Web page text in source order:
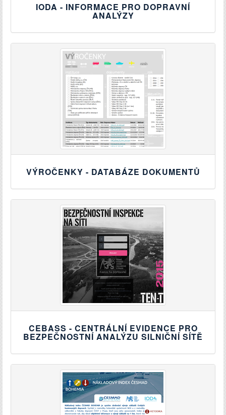
IODA - INFORMACE PRO DOPRAVNÍ
ANALÝZY
VÝROČENKY - DATABÁZE DOKUMENTŮ
CEBASS - CENTRÁLNÍ EVIDENCE PRO
BEZPEČNOSTNÍ ANALÝZU SILNIČNÍ SÍTĚ